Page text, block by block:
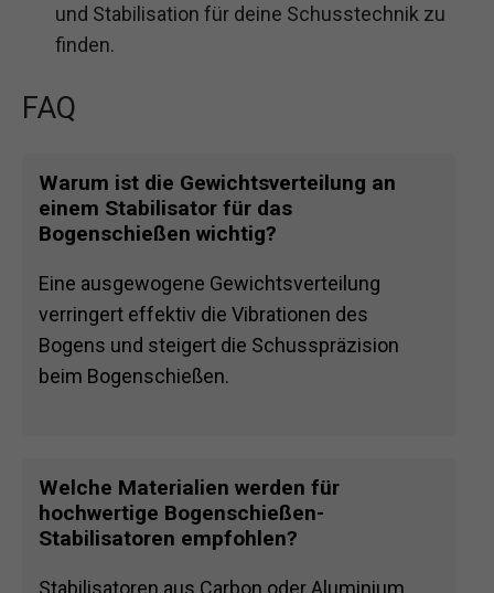
und Stabilisation für deine Schusstechnik zu
finden.
FAQ
Warum ist die Gewichtsverteilung an
einem Stabilisator für das
Bogenschießen wichtig?
Eine ausgewogene Gewichtsverteilung
verringert effektiv die Vibrationen des
Bogens und steigert die Schusspräzision
beim Bogenschießen.
Welche Materialien werden für
hochwertige Bogenschießen-
Stabilisatoren empfohlen?
Stabilisatoren aus Carbon oder Aluminium